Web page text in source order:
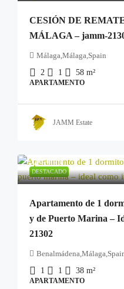
CESIÓN DE
MÁLAGA – jamm-
Málaga,Málaga,Spain
2
1 58 m²
APARTAMENTO
JAMM Estate
DESTACADO
249.900€
Apartamento de 1
y de Puerto Marina –
21302
1
1 38 m²
APARTAMENTO